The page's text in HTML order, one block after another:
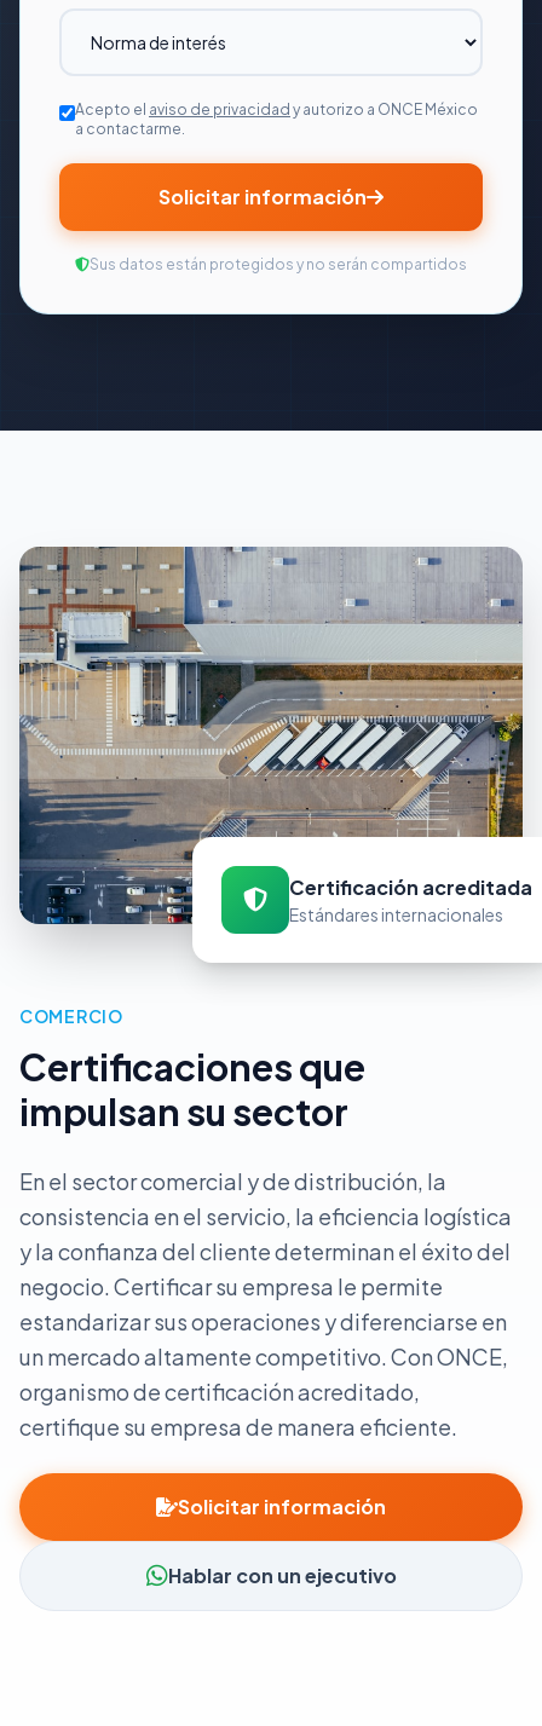
Acepto el aviso de privacidad y autorizo a ONCE México
a contactarme.
Solicitar información
Sus datos están protegidos y no serán compartidos
Certificación acreditada
Estándares internacionales
COMERCIO
Certificaciones que
impulsan su sector
En el sector comercial y de distribución, la
consistencia en el servicio, la eficiencia logística
y la confianza del cliente determinan el éxito del
negocio. Certificar su empresa le permite
estandarizar sus operaciones y diferenciarse en
un mercado altamente competitivo. Con ONCE,
organismo de certificación acreditado,
certifique su empresa de manera eficiente.
Solicitar información
Hablar con un ejecutivo